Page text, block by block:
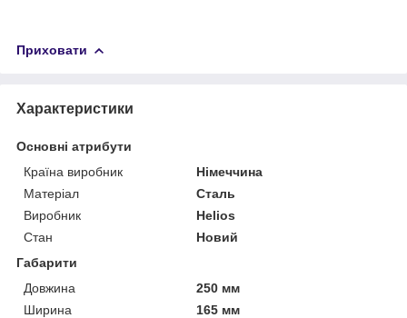
Приховати
Характеристики
Основні атрибути
Країна виробник
Німеччина
Матеріал
Сталь
Виробник
Helios
Стан
Новий
Габарити
Довжина
250 мм
Ширина
165 мм